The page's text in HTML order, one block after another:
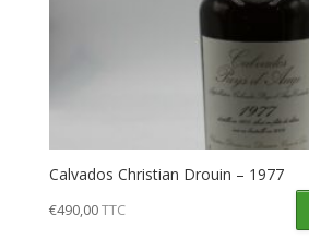
Calvados Christian Drouin – 1977
€490,00TTC